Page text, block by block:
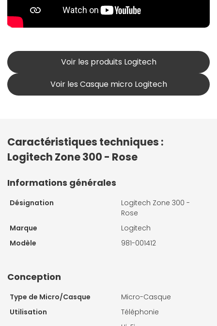
Voir les produits Logitech
Voir les Casque micro Logitech
Caractéristiques techniques :
Logitech Zone 300 - Rose
Informations générales
Désignation
Logitech Zone 300 -
Rose
Marque
Logitech
Modèle
981-001412
Conception
Type de Micro/Casque
Micro-Casque
Utilisation
Téléphonie